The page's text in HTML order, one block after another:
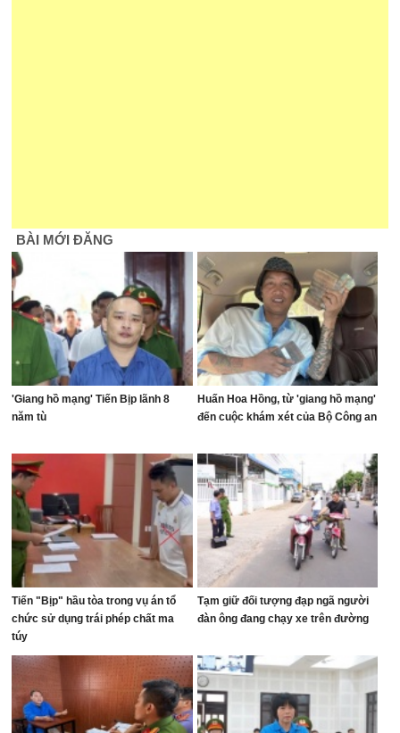
BÀI MỚI ĐĂNG
'Giang hồ mạng' Tiến Bịp lãnh 8
năm tù
Huấn Hoa Hồng, từ 'giang hồ mạng'
đến cuộc khám xét của Bộ Công an
Tiến "Bịp" hầu tòa trong vụ án tổ
chức sử dụng trái phép chất ma
túy
Tạm giữ đối tượng đạp ngã người
đàn ông đang chạy xe trên đường